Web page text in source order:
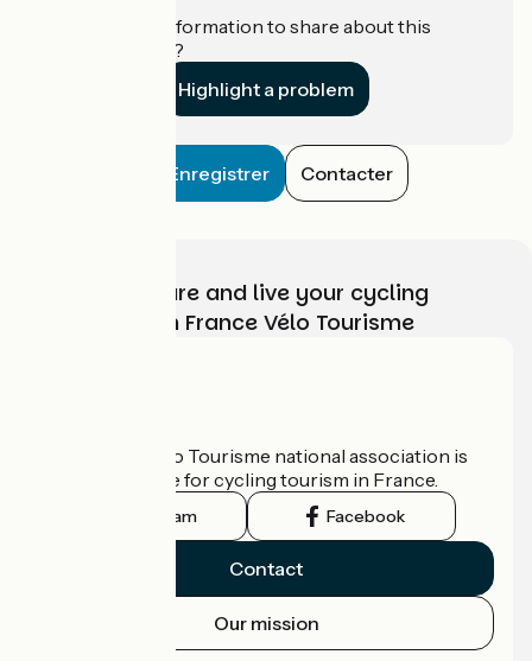
Do you have information to share about this
establishment?
Highlight a problem
Enregistrer Contacter
Choose, prepare and live your cycling
adventure with France Vélo Tourisme
The France Vélo Tourisme national association is
the official guide for cycling tourism in France.
Instagram Facebook
Contact
Our mission